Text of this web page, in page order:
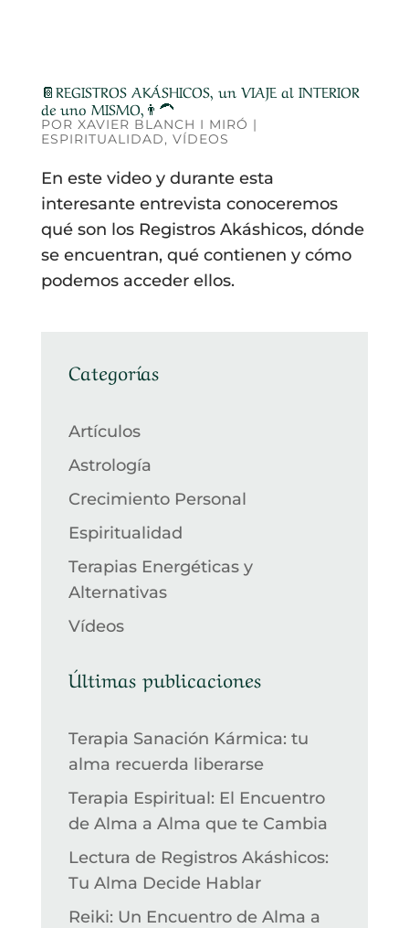
📔REGISTROS AKÁSHICOS, un VIAJE al INTERIOR
de uno MISMO,👨‍🦱
POR XAVIER BLANCH I MIRÓ |
ESPIRITUALIDAD, VÍDEOS
En este video y durante esta
interesante entrevista conoceremos
qué son los Registros Akáshicos, dónde
se encuentran, qué contienen y cómo
podemos acceder ellos.
Categorías
Artículos
Astrología
Crecimiento Personal
Espiritualidad
Terapias Energéticas y
Alternativas
Vídeos
Últimas publicaciones
Terapia Sanación Kármica: tu
alma recuerda liberarse
Terapia Espiritual: El Encuentro
de Alma a Alma que te Cambia
Lectura de Registros Akáshicos:
Tu Alma Decide Hablar
Reiki: Un Encuentro de Alma a